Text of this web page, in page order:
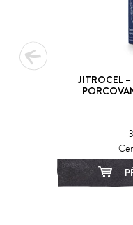
JITROCEL